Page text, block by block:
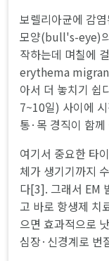
보렐리아균에 감
모양(bull's-eye)
작하는데 며칠에
erythema
아서 더 놓치기 쉽
7~10일) 사이에
통·목 경직이 함
여기서 중요한 타
체가 생기기까지
다[3]. 그래서 EM
고 바로 항생제 치
으면 효과적으로
심장·신경계로 번